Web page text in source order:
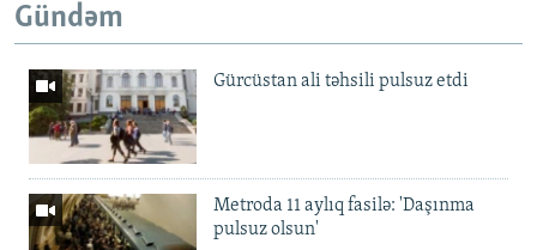
Gündəm
Gürcüstan ali təhsili pulsuz etdi
Metroda 11 aylıq fasilə: 'Daşınma
pulsuz olsun'